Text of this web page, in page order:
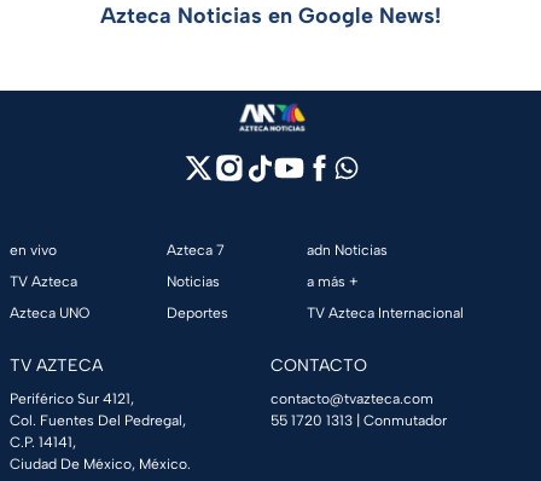
Azteca Noticias en Google News!
en vivo
TV Azteca
Azteca UNO
Azteca 7
Noticias
Deportes
adn Noticias
a más +
TV Azteca Internacional
TV AZTECA
Periférico Sur 4121,
Col. Fuentes Del Pedregal,
C.P. 14141,
Ciudad De México, México.
CONTACTO
contacto@tvazteca.com
55 1720 1313 | Conmutador